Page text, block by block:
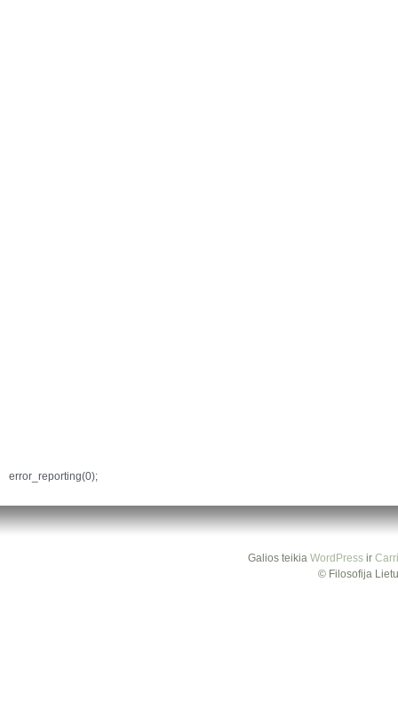
error_reporting(0);
Galios teikia WordPressir
© Filosofija